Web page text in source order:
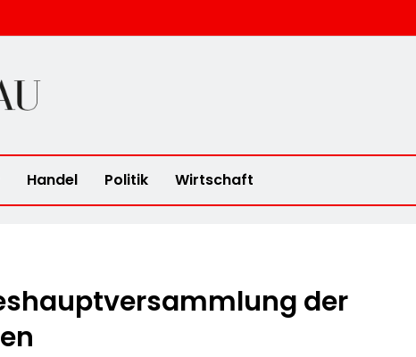
Handel Politik Wirtschaft
der